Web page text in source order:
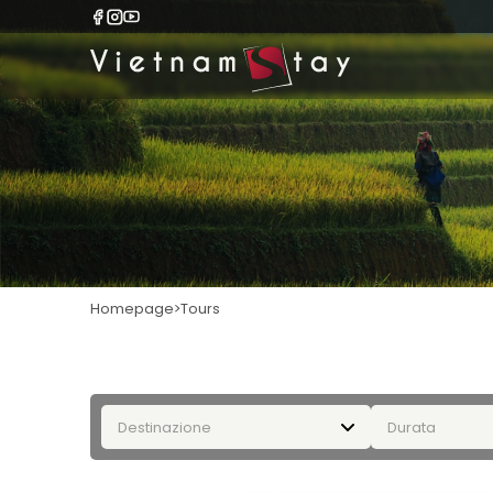
Homepage Tours
Destinazione Durata